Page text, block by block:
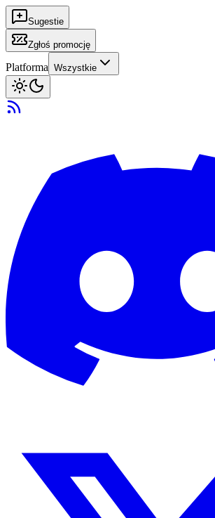
Sugestie
Zgłoś promocję
Platforma Wszystkie